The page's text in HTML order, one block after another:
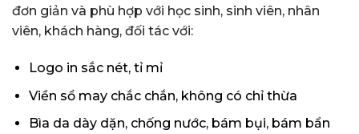
đơn giản và phù hợp với học sinh, sinh viên, nhân
viên, khách hàng, đối tác với:
Logo in sắc nét, tỉ mỉ
Viền sổ may chắc chắn, không có chỉ thừa
Bìa da dày dặn, chống nước, bám bụi, bám bẩn